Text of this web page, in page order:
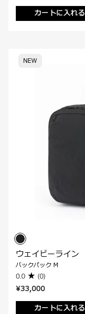
カートに入れる
¥33,000
カートに入れる
NEW
ウェイビーライン
バックパック M
0.0 (0)